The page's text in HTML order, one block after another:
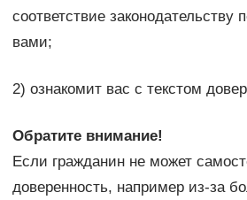
соответствие законодательству
вами;
2) ознакомит вас с текстом
Обратите внимание!
Если гражданин не может
доверенность, например из-за